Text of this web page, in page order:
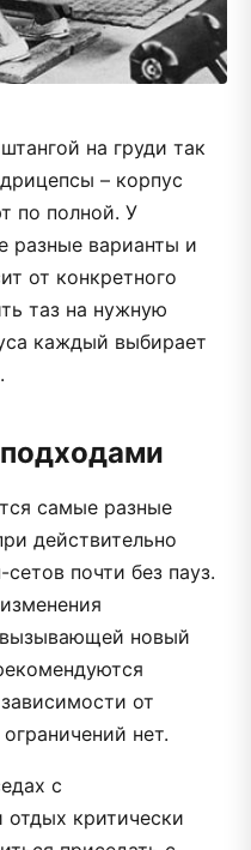
на груди так
– корпус
по полной. У
разные варианты и
от конкретного
таз на нужную
каждый выбирает
самые разные
действительно
почти без пауз.
новый
от
нет.
с
критически